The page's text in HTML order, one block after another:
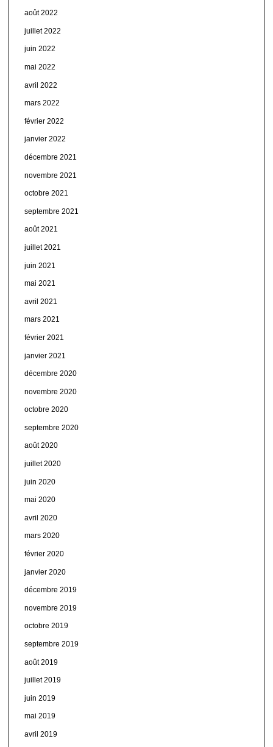
août 2022
juillet 2022
juin 2022
mai 2022
avril 2022
mars 2022
février 2022
janvier 2022
décembre 2021
novembre 2021
octobre 2021
septembre 2021
août 2021
juillet 2021
juin 2021
mai 2021
avril 2021
mars 2021
février 2021
janvier 2021
décembre 2020
novembre 2020
octobre 2020
septembre 2020
août 2020
juillet 2020
juin 2020
mai 2020
avril 2020
mars 2020
février 2020
janvier 2020
décembre 2019
novembre 2019
octobre 2019
septembre 2019
août 2019
juillet 2019
juin 2019
mai 2019
avril 2019